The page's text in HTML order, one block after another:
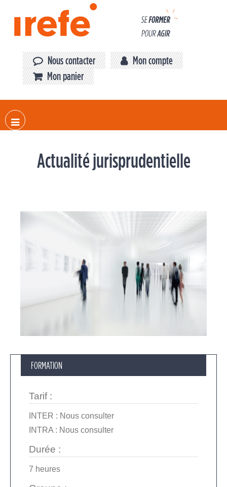
Nous contacter
Mon compte
Mon panier
Actualité jurisprudentielle
FORMATION
Tarif:
INTER : Nous consulter
INTRA : Nous consulter
Durée :
7 heures
Panneau de gestion des cookies